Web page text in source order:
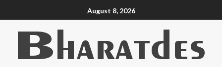
August 8, 2026